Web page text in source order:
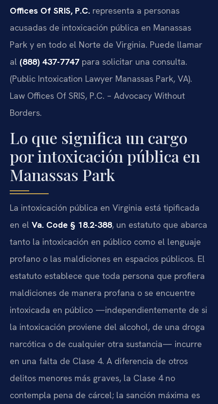
Offices Of SRIS, P.C. representa a personas
acusadas de intoxicación pública en Manassas
Park y en todo el Norte de Virginia. Puede llamar
al (888) 437-7747 para solicitar una consulta.
(Public Intoxication Lawyer Manassas Park, VA).
Law Offices Of SRIS, P.C. – Advocacy Without
Borders.
Lo que significa un cargo
por intoxicación pública en
Manassas Park
La intoxicación pública en Virginia está tipificada
en el Va. Code § 18.2-388, un estatuto que abarca
tanto la intoxicación en público como el lenguaje
profano o las maldiciones en espacios públicos. El
estatuto establece que toda persona que profiera
maldiciones de manera profana o se encuentre
intoxicada en público —independientemente de si
la intoxicación proviene del alcohol, de una droga
narcótica o de cualquier otra sustancia— incurre
en una falta de Clase 4. A diferencia de otros
delitos menores más graves, la Clase 4 no
contempla pena de cárcel; la sanción máxima es